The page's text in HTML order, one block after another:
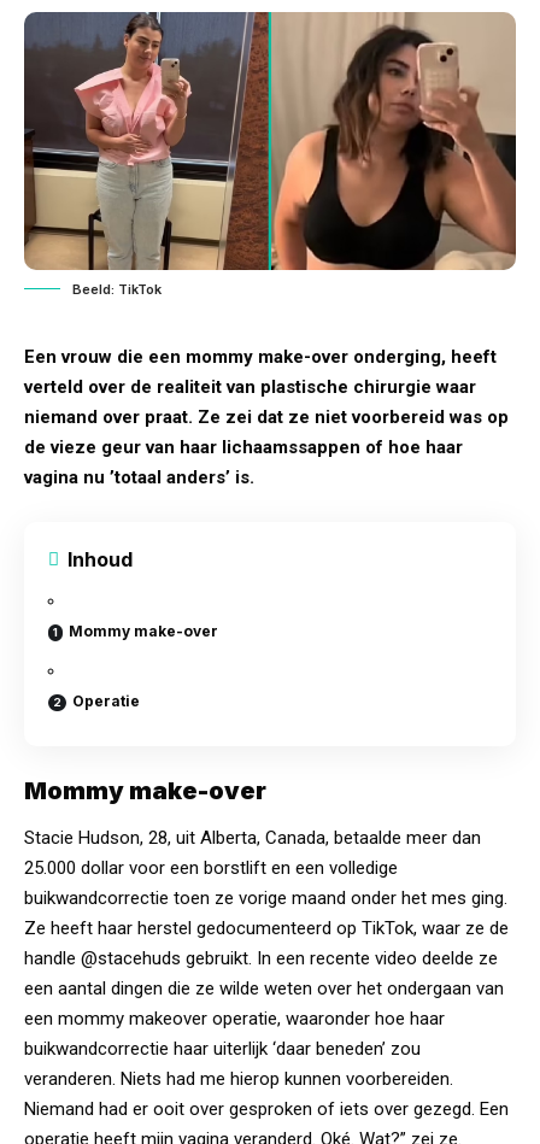
Beeld: TikTok
Een vrouw die een mommy make-over onderging, heeft
verteld over de realiteit van plastische chirurgie waar
niemand over praat. Ze zei dat ze niet voorbereid was op
de vieze geur van haar lichaamssappen of hoe haar
vagina nu ’totaal anders’ is.
Inhoud
Mommy make-over
Operatie
Mommy make-over
Stacie Hudson, 28, uit Alberta, Canada, betaalde meer dan
25.000 dollar voor een borstlift en een volledige
buikwandcorrectie toen ze vorige maand onder het mes ging.
Ze heeft haar herstel gedocumenteerd op TikTok, waar ze de
handle @stacehuds gebruikt. In een recente video deelde ze
een aantal dingen die ze wilde weten over het ondergaan van
een mommy makeover operatie, waaronder hoe haar
buikwandcorrectie haar uiterlijk ‘daar beneden’ zou
veranderen. Niets had me hierop kunnen voorbereiden.
Niemand had er ooit over gesproken of iets over gezegd. Een
operatie heeft mijn vagina veranderd. Oké. Wat?” zei ze.